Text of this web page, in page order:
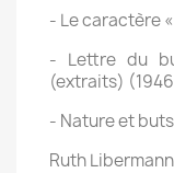
- Le caractère
- Lettre du
(extraits)
- Nature et
Ruth Libermann